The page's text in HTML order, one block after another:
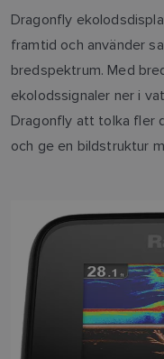
Dragonfly
framtid och använder
bredspektrum. Med
ekolodssignaler ner i
Dragonfly att tolka fler
och ge en bildstruktur